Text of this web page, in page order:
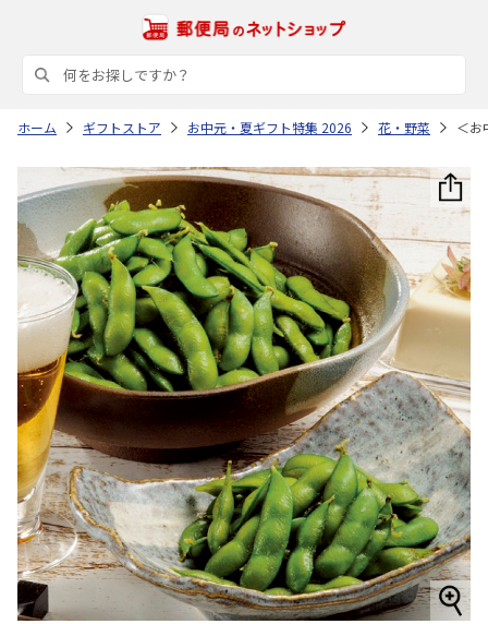
ホーム ギフトストア お中元・夏ギフト特集 2026 花・野菜 ＜お